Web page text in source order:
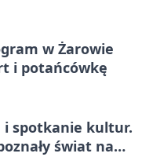
w Żarowie
i potańcówkę
i spotkanie kultur.
świat na